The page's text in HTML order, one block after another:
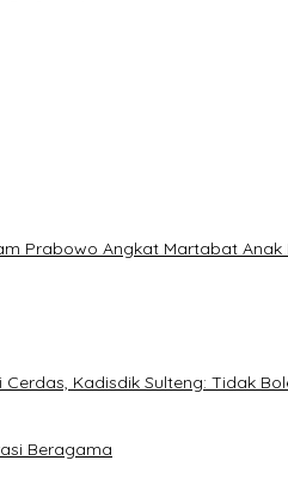
Prabowo Angkat Martabat Anak
Kadisdik Sulteng: Tidak
Beragama